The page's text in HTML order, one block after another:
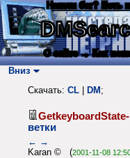
Нашли баг? Есть
О сайте → Как
Вниз
Скачать: CL DM ;
ветки
← →
Karan © (2001-11-08